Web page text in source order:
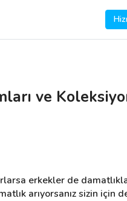
ve
erkekler de
arıyorsanız sizin için